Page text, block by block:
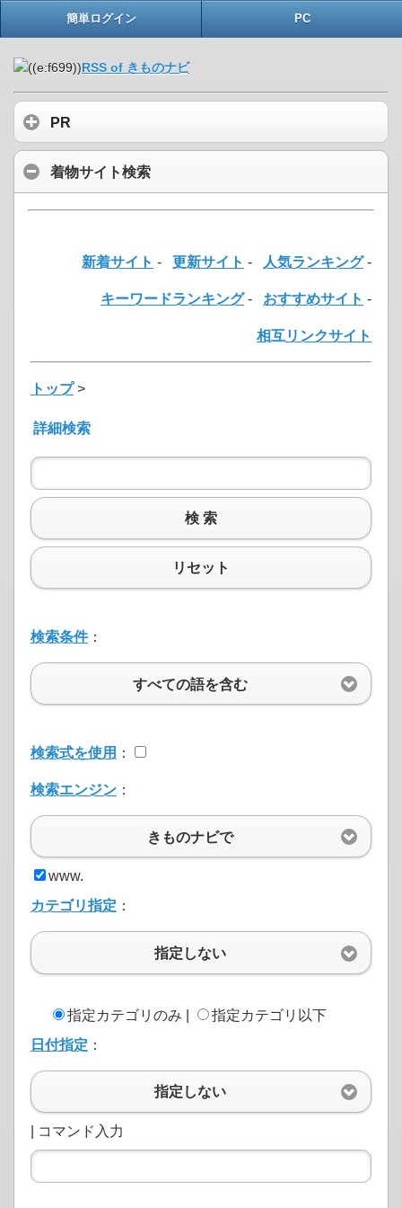
簡単ログイン PC
RSS of きものナビ
PR
着物サイト検索
新着サイト - 更新サイト - 人気ランキング-
キーワードランキング- おすすめサイト -
相互リンクサイト
トップ>
詳細検索
検 索
リセット
検索条件：
すべての語を含む
検索式を使用 ：
検索エンジン ：
きものナビで
www.
カテゴリ指定 ：
指定しない
指定カテゴリのみ |
指定カテゴリ以下
日付指定 ：
指定しない
| コマンド入力